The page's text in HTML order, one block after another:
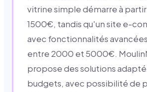
vitrine simple démarre à
1500€, tandis qu'un site e-
avec fonctionnalités
entre 2000 et 5000€.
propose des solutions
budgets, avec possibilité de